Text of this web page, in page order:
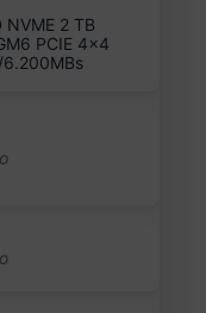
NVME 2 TB
PCIE 4×4
6.200MBs